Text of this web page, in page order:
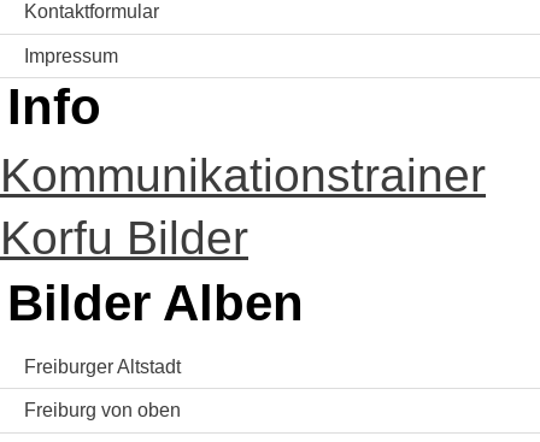
Kontaktformular
Impressum
Info
Kommunikationstrainer
Korfu Bilder
Bilder Alben
Freiburger Altstadt
Freiburg von oben